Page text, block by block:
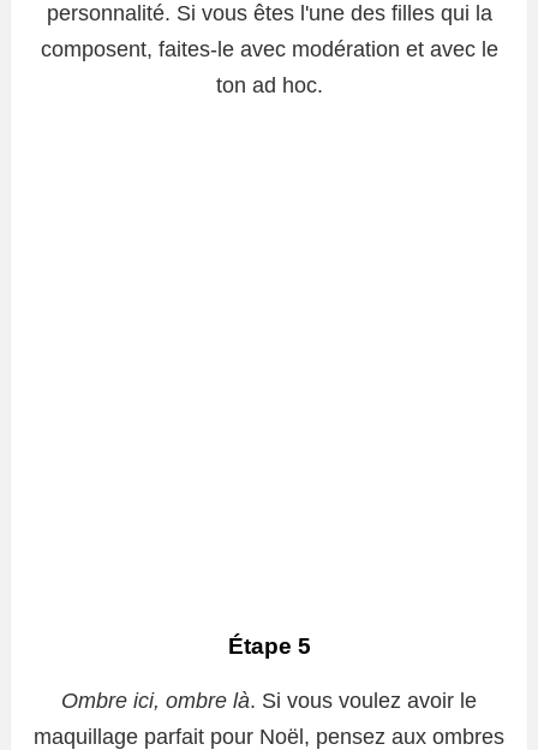
personnalité. Si vous êtes l'une des filles qui la
composent, faites-le avec modération et avec le
ton ad hoc.
Étape 5
Ombre ici, ombre là. Si vous voulez avoir le
maquillage parfait pour Noël, pensez aux ombres